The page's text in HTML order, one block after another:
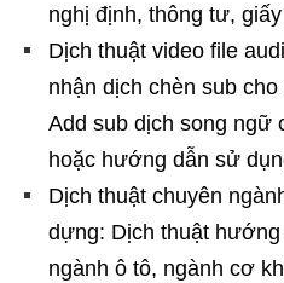
nghị định, thông tư,
Dịch thuật video file
nhận dịch chèn sub
Add sub dịch song ngữ
hoặc hướng dẫn sử
Dịch thuật chuyên
dựng: Dịch thuật
ngành ô tô, ngành cơ